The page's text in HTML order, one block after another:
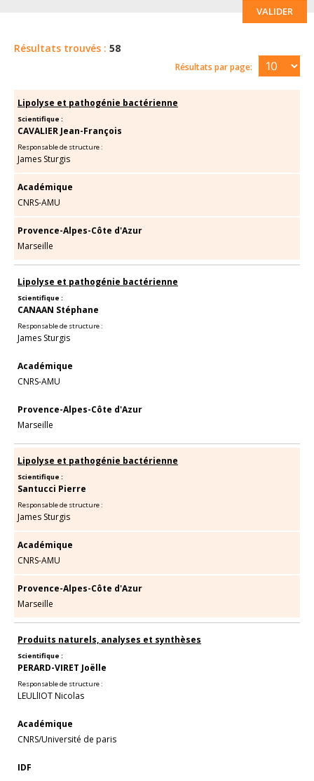
VALIDER
Résultats trouvés : 58
Résultats par page:
Lipolyse et pathogénie bactérienne
Scientifique :
CAVALIER Jean-François
Responsable de structure :
James Sturgis
Académique
CNRS-AMU
Provence-Alpes-Côte d'Azur
Marseille
Lipolyse et pathogénie bactérienne
Scientifique :
CANAAN Stéphane
Responsable de structure :
James Sturgis
Académique
CNRS-AMU
Provence-Alpes-Côte d'Azur
Marseille
Lipolyse et pathogénie bactérienne
Scientifique :
Santucci Pierre
Responsable de structure :
James Sturgis
Académique
CNRS-AMU
Provence-Alpes-Côte d'Azur
Marseille
Produits naturels, analyses et synthèses
Scientifique :
PERARD-VIRET Joëlle
Responsable de structure :
LEULlIOT Nicolas
Académique
CNRS/Université de paris
IDF